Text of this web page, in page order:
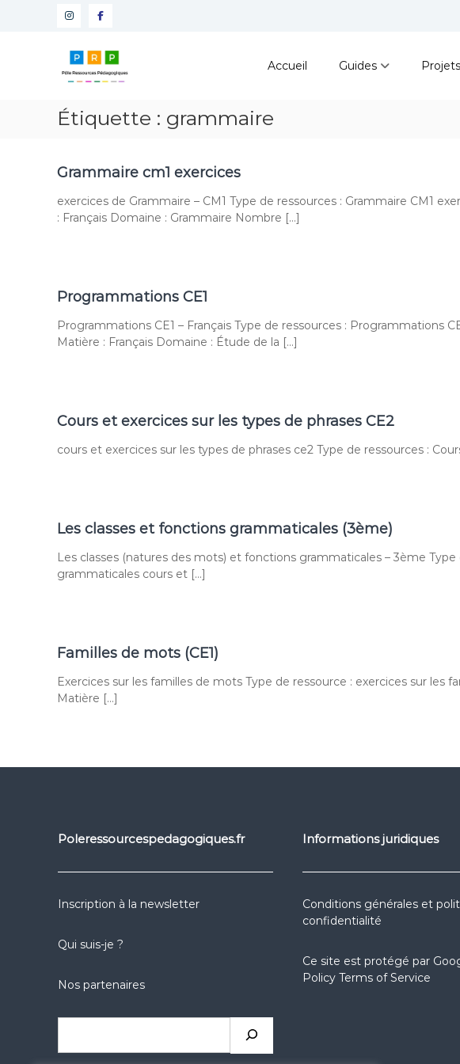
Instagram
Facebook
Pôle
Ressources
Pédagogiques
Développer
les
de
élèves
Accueil Guides
Étiquette : grammaire
Grammaire cm1 exercices
exercices de Grammaire – CM1 Type de ressources : Grammaire CM1
: Français Domaine : Grammaire Nombre […]
Programmations CE1
Programmations CE1 – Français Type de ressources : Programmations
Matière : Français Domaine : Étude de la […]
Cours et exercices sur les types de phrases CE2
cours et exercices sur les types de phrases ce2 Type de ressources :
Les classes et fonctions grammaticales (3ème)
Les classes (natures des mots) et fonctions grammaticales – 3ème
grammaticales cours et […]
Familles de mots (CE1)
Exercices sur les familles de mots Type de ressource : exercices sur les
Matière […]
Poleressourcespedagogiques.fr
Inscription à la newsletter
Qui suis-je ?
Nos partenaires
Informations juridiques
Conditions générales et
confidentialité
Ce site est protégé par
Policy Terms of Service